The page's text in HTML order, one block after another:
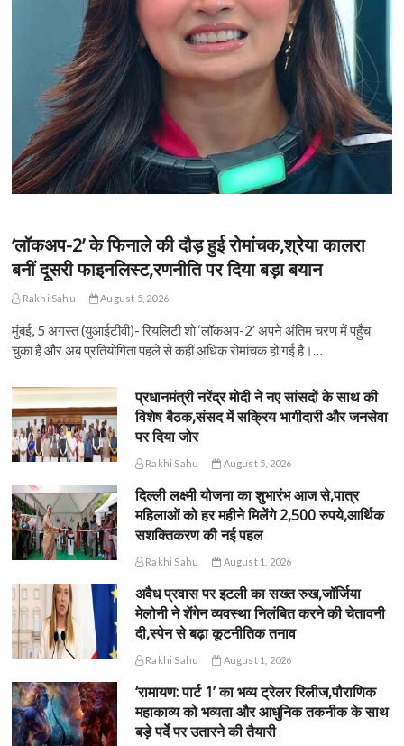
‘लॉकअप-2’ के फिनाले की दौड़ हुई रोमांचक,श्रेया कालरा
बनीं दूसरी फाइनलिस्ट,रणनीति पर दिया बड़ा बयान
Rakhi Sahu August 5, 2026
मुंबई, 5 अगस्त (युआईटीवी)- रियलिटी शो ‘लॉकअप-2’ अपने अंतिम चरण में पहुँच
चुका है और अब प्रतियोगिता पहले से कहीं अधिक रोमांचक हो गई है।…
प्रधानमंत्री नरेंद्र मोदी ने नए सांसदों के साथ की
विशेष बैठक,संसद में सक्रिय भागीदारी और जनसेवा
पर दिया जोर
Rakhi Sahu August 5, 2026
दिल्ली लक्ष्मी योजना का शुभारंभ आज से,पात्र
महिलाओं को हर महीने मिलेंगे 2,500 रुपये,आर्थिक
सशक्तिकरण की नई पहल
Rakhi Sahu August 1, 2026
अवैध प्रवास पर इटली का सख्त रुख,जॉर्जिया
मेलोनी ने शेंगेन व्यवस्था निलंबित करने की चेतावनी
दी,स्पेन से बढ़ा कूटनीतिक तनाव
Rakhi Sahu August 1, 2026
‘रामायण: पार्ट 1’ का भव्य ट्रेलर रिलीज,पौराणिक
महाकाव्य को भव्यता और आधुनिक तकनीक के साथ
बड़े पर्दे पर उतारने की तैयारी